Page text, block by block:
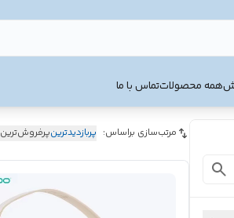
همه محصولاتتماس با ما
مرتب‌سازی براساس: پربازدیدترینپرفروش‌ترین